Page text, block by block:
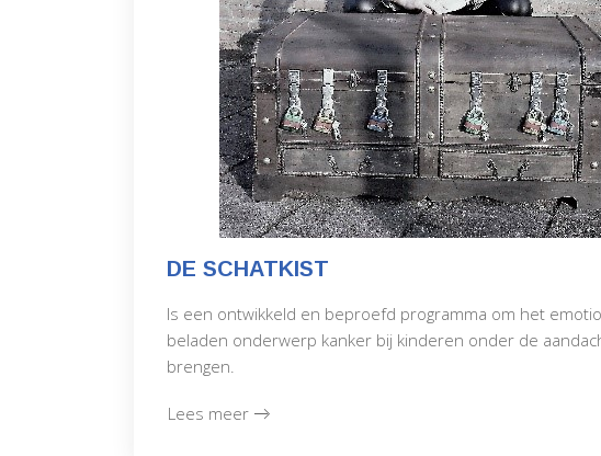
DE SCHATKIST
Is een ontwikkeld en beproefd programma om het
beladen onderwerp kanker bij kinderen onder de
brengen.
Lees meer